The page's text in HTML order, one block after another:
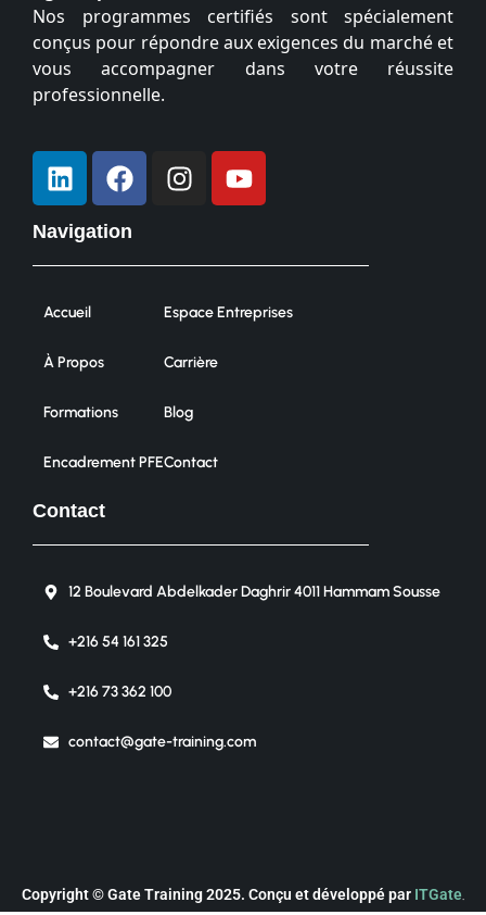
Nos programmes certifiés sont spécialement
conçus pour répondre aux exigences du marché et
vous accompagner dans votre réussite
professionnelle.
Navigation
Accueil
À Propos
Formations
Encadrement PFE
Espace Entreprises
Carrière
Blog
Contact
Contact
12 Boulevard Abdelkader Daghrir 4011 Hammam Sousse
+216 54 161 325
+216 73 362 100
contact@gate-training.com
Copyright © Gate Training 2025. Conçu et développé par ITGate.